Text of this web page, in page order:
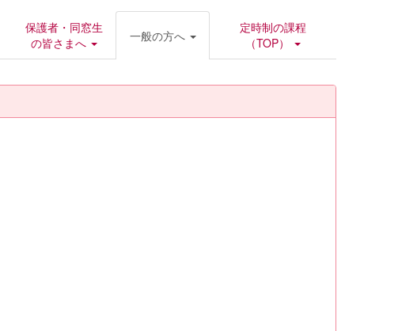
保護者・同窓生
の皆さまへ
一般の方へ
定時制の課程
（TOP）